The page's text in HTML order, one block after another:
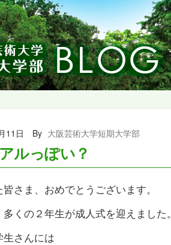
11日 By 大阪芸術大学短期大学部
ルっぽい？
さま、おめでとうございます。
くの２年生が成人式を迎えました。
さんには